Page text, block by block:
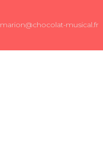
marion@chocolat-musical.fr